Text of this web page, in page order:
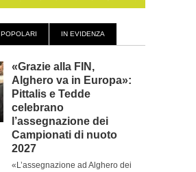
POPOLARI IN EVIDENZA
«Grazie alla FIN,
Alghero va in Europa»:
Pittalis e Tedde
celebrano
l’assegnazione dei
Campionati di nuoto
2027
«L’assegnazione ad Alghero dei